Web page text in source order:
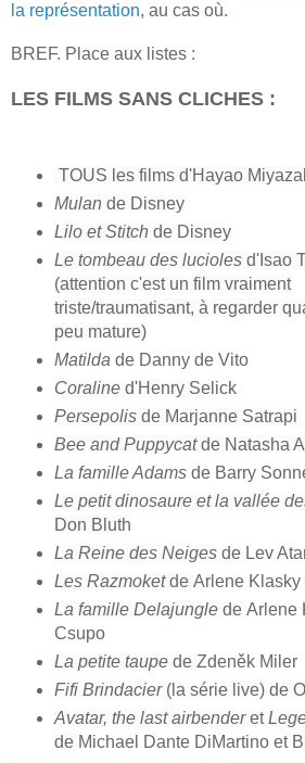
la représentation, au cas où.
BREF. Place aux listes :
LES FILMS SANS CLICHES :
TOUS l es films d'Hayao
Mulan de Disney
Lilo et Stitch de Disney
Le tombeau des lucioles d'Isao
(attention c'est un film vraiment
triste/traumatisant, à regarder
peu mature)
Matilda de Danny de Vito
Coralined'Henry Selick
Persepolisde Marjanne Satrapi
Bee and Puppycatde Natasha
La famille Adamsde Barry
Le petit dinosaure et la vallée
Don Bluth
La Reine des Neigesde Lev
Les Razmoketde Arlene Klasky
La famille Delajungle de Arlene
Csupo
La petite taupede Zdeněk Miler
Fifi Brindacier(la série live) de
Avatar, the last airbenderet
de Michael Dante DiMartino et